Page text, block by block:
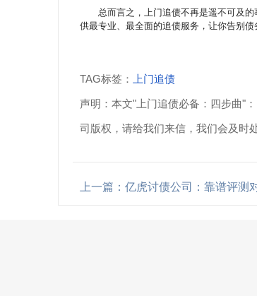
总而言之，上门追债不再是遥不可及
供最专业、最全面的追债服务，让你告别
TAG标签： 上门追债
声明：本文"上门追债必备：四步曲"：
司版权，请给我们来信，我们会及时
上一篇：亿虎讨债公司：靠谱评测